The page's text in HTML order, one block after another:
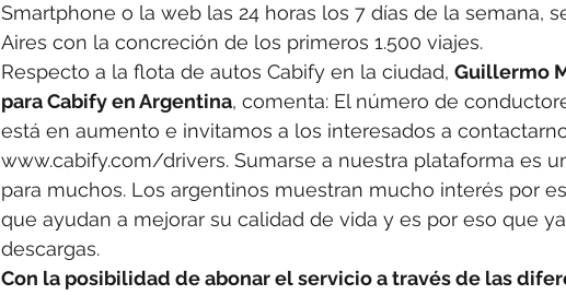
Smartphone o la web las 24 horas los 7 días de la semana,
Aires con la concreción de los primeros 1.500 viajes.
Respecto a la flota de autos Cabify en la ciudad, Guillermo
para Cabify en Argentina, comenta: El número de
está en aumento e invitamos a los interesados a
www.cabify.com/drivers. Sumarse a nuestra plataforma es
para muchos. Los argentinos muestran mucho interés por
que ayudan a mejorar su calidad de vida y es por eso que
descargas.
Con la posibilidad de abonar el servicio a través de las